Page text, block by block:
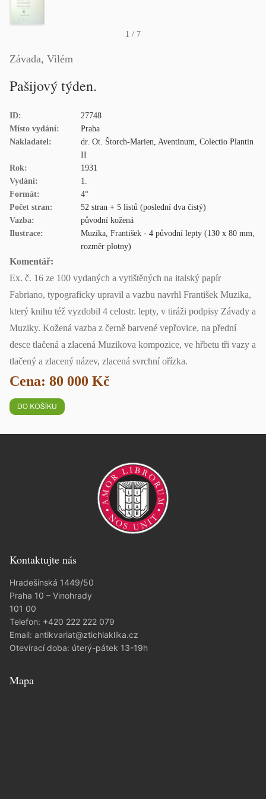
1 / 7
Závada, Vilém
Pašijový týden.
ID:
27748
Místo vydání:
Praha
Nakladatel:
dr. Ot. Štorch-Marien, Aventinum, Colectio Plantin
II
Rok:
1931
Vydání:
1.
Formát:
4°
Počet stran:
52 stran + 5 listů (poslední dva čistý)
Vazba:
původní kožená
Ilustrace:
Muzika, František - 4 původní lepty (130 x 80 mm,
rozměr plotny)
Komentář:
Ex. č. 16 ze 100 vydaných a vytištěných na italský papír
Fabriano, typograficky upravil a vazbu navrhl František Muzika,
který knihu též vyzdobil 4 celostr. lepty, v tiráži podpisy Závady a
Muziky. Kožená vazba z černě barvené vepřovice, na přední
desce tlačená a zlacená Muzikova kompozice, ve hřbetu tři vazy a
tlačený a zlacený název, zlacená svrchní ořízka.
Cena: 80 000 Kč
Kontaktujte nás
Hradešínská 1449/50
Praha 10 – Vinohrady
101 00
Telefon: +420 222 222 079
Email: antikvariat@ztichlaklika.cz
Otevírací doba: úterý-pátek 13-19h
Mapa